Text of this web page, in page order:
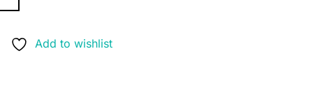
Add to wishlist